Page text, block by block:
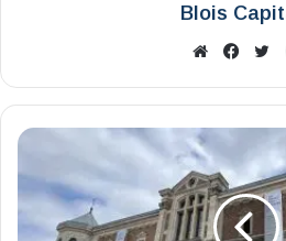
Blois
Website
La
littéraire"
Annie